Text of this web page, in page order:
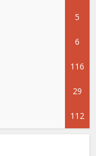
5
6
116
29
112